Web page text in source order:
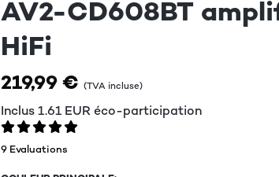
AV2-CD608BT
HiFi
219,99 € (TVA incluse)
Inclus1.61 EURéco-participation
9 Evaluations